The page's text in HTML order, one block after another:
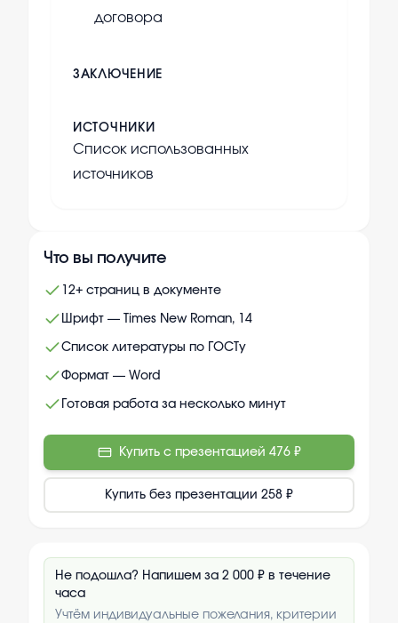
договора
ЗАКЛЮЧЕНИЕ
ИСТОЧНИКИ
Список использованных
источников
Что вы получите
12+ страниц в документе
Шрифт — Times New Roman, 14
Список литературы по ГОСТу
Формат — Word
Готовая работа за несколько минут
Купить с презентацией 476 ₽
Купить без презентации 258 ₽
Не подошла? Напишем за 2 000 ₽ в течение
часа
Учтём индивидуальные пожелания, критерии